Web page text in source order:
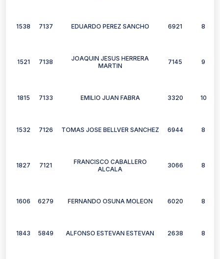
1538 7137 EDUARDO PEREZ SANCHO 6921 8
1521 7138
JOAQUIN JESUS HERRERA
MARTIN
7145 9
1815 7133 EMILIO JUAN FABRA 3320 10
1532 7126 TOMAS JOSE BELLVER SANCHEZ 6944 8
1827 7121
FRANCISCO CABALLERO
ALCALA
3066 8
1606 6279 FERNANDO OSUNA MOLEON 6020 8
1843 5849 ALFONSO ESTEVAN ESTEVAN 2638 8